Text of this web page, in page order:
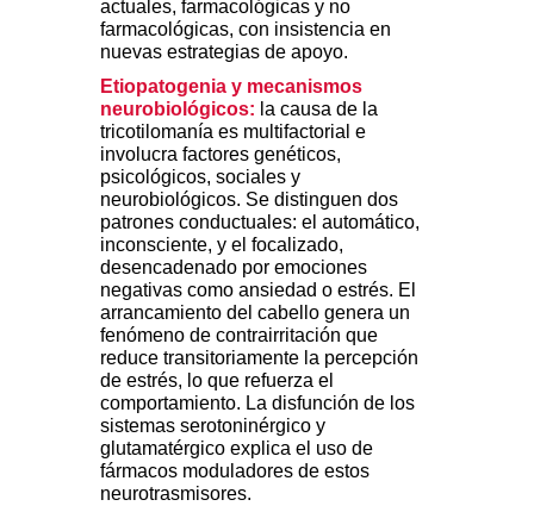
actuales, farmacológicas y no
farmacológicas, con insistencia en
nuevas estrategias de apoyo.
Etiopatogenia y mecanismos
neurobiológicos: la causa de la
tricotilomanía es multifactorial e
involucra factores genéticos,
psicológicos, sociales y
neurobiológicos. Se distinguen dos
patrones conductuales: el automático,
inconsciente, y el focalizado,
desencadenado por emociones
negativas como ansiedad o estrés. El
arrancamiento del cabello genera un
fenómeno de contrairritación que
reduce transitoriamente la percepción
de estrés, lo que refuerza el
comportamiento. La disfunción de los
sistemas serotoninérgico y
glutamatérgico explica el uso de
fármacos moduladores de estos
neurotrasmisores.